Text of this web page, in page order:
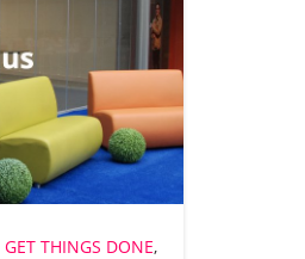
GET THINGS DONE,